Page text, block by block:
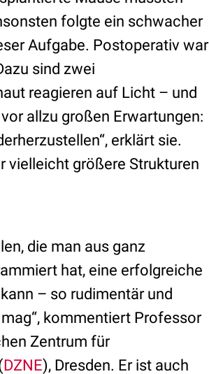
folgte ein schwacher
Aufgabe. Postoperativ war
sind zwei
reagieren auf Licht – und
allzu großen Erwartungen:
erklärt sie.
vielleicht größere Strukturen
die man aus ganz
hat, eine erfolgreiche
– so rudimentär und
kommentiert Professor
Zentrum für
DZNE), Dresden. Er ist auch